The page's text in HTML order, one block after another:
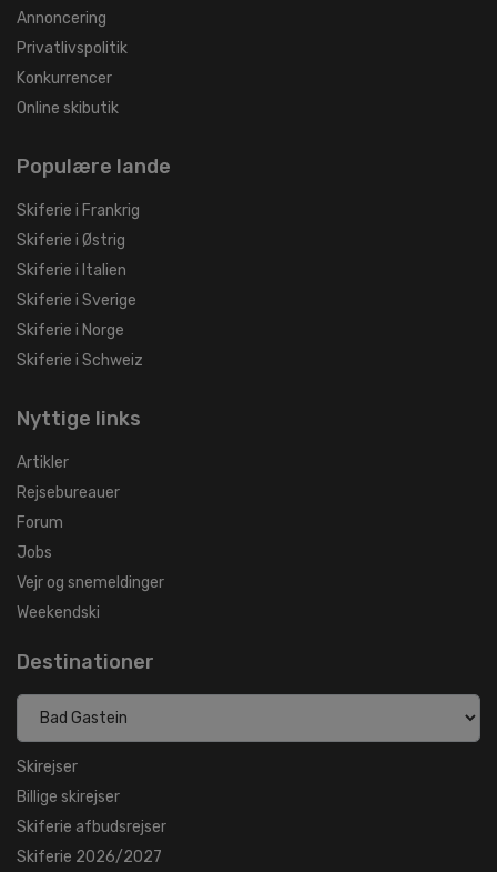
Annoncering
Privatlivspolitik
Konkurrencer
Online skibutik
Populære lande
Skiferie i Frankrig
Skiferie i Østrig
Skiferie i Italien
Skiferie i Sverige
Skiferie i Norge
Skiferie i Schweiz
Nyttige links
Artikler
Rejsebureauer
Forum
Jobs
Vejr og snemeldinger
Weekendski
Destinationer
Skirejser
Billige skirejser
Skiferie afbudsrejser
Skiferie 2026/2027